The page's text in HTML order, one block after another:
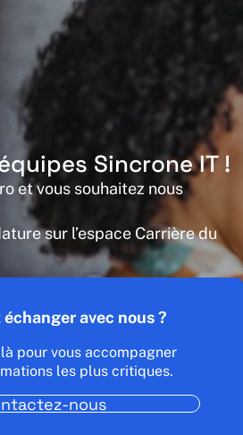
Sincrone IT !
et vous souhaitez nous
sur l’espace Carrière du
avec nous ?
pour vous accompagner
les plus critiques.
nous